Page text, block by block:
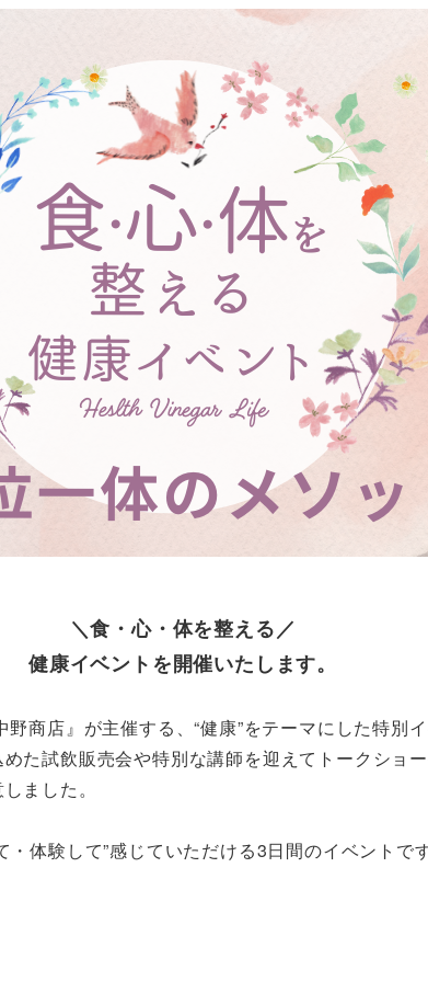
＼食・心・体を整える／
健康イベントを開催いたします。
商店』が主催する、“健康”をテーマにした特別
た試飲販売会や特別な講師を迎えてトークショ
ました。
体験して”感じていただける3日間のイベント